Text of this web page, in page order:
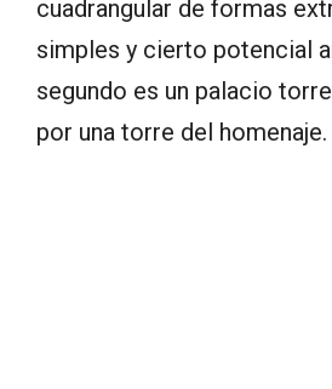
cuadrangular de formas
simples y cierto potencial
segundo es un palacio
por una torre del homenaje.